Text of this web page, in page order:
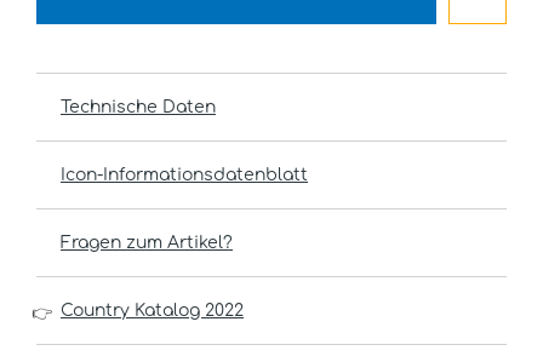
Technische Daten
Icon-Informationsdatenblatt
Fragen zum Artikel?
👉 Country Katalog 2022